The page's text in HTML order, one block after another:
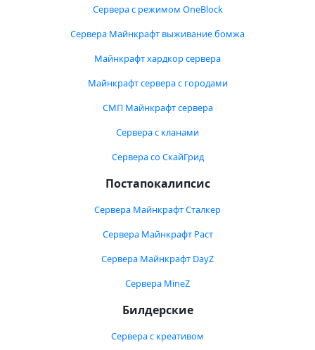
Сервера с режимом OneBlock
Сервера Майнкрафт выживание бомжа
Майнкрафт хардкор сервера
Майнкрафт сервера с городами
СМП Майнкрафт сервера
Сервера с кланами
Сервера со СкайГрид
Постапокалипсис
Сервера Майнкрафт Сталкер
Сервера Майнкрафт Раст
Сервера Майнкрафт DayZ
Сервера MineZ
Билдерские
Сервера с креативом